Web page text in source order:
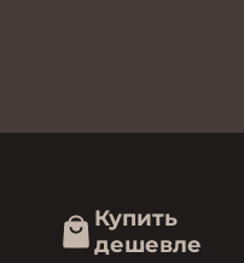
Купить
дешевле